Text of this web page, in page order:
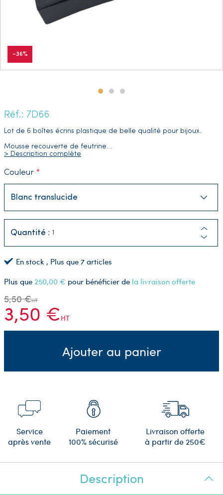
-36%
Réf.: 7D66
Lot de 6 boîtes écrins plastique de belle qualité pour bijoux.
Mousse recouverte de feutrine…
> Description complète
Couleur
Quantité :
En stock , Plus que 7 articles
Plus que 250,00 € pour bénéficier de la livraison offerte
5,50 €HT
3,50 €HT
Ajouter au panier
Service
après vente
Paiement
100% sécurisé
Livraison offerte
à partir de 250€
Description